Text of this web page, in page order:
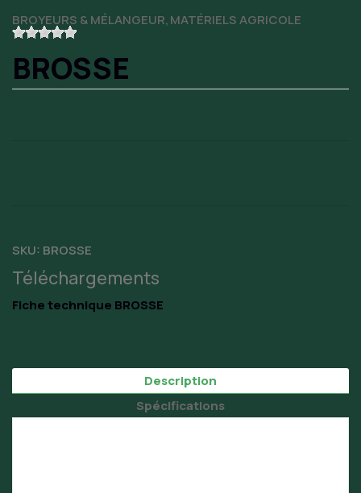
BROYEURS & MÉLANGEURMATÉRIELS AGRICOLE
BROSSE
SKU: BROSSE
Téléchargements
Fiche technique BROSSE
Description
Spécifications